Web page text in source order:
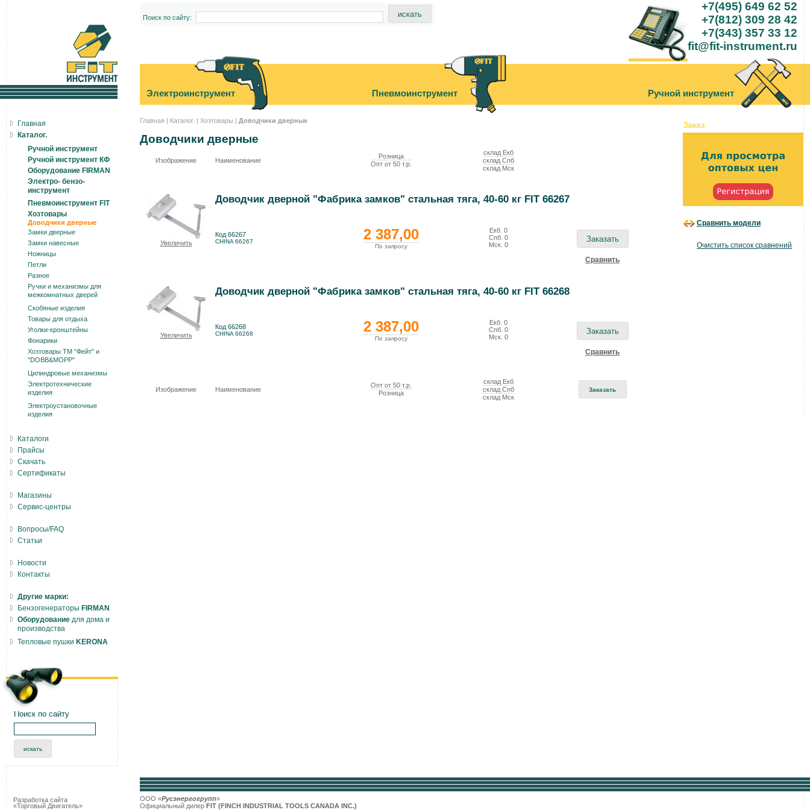
Поиск по сайту:
+7(495) 649 62 52
+7(812) 309 28 42
+7(343) 357 33 12
fit@fit-instrument.ru
Электроинструмент Пневмоинструмент Ручной инструмент
Главная | Каталог. | Хозтовары | Доводчики дверные Заказ
Доводчики дверные
Изображение Наименование
Розница
Опт от 50 т.р.
склад Екб
склад Спб
склад Мск
Увеличить
Доводчик дверной "Фабрика замков" стальная тяга, 40-60 кг FIT 66267
Код 66267
CHINA 66267 2 387,00
По запросу
Екб. 0
Спб. 0
Мск. 0
Cравнить
Увеличить
Доводчик дверной "Фабрика замков" стальная тяга, 40-60 кг FIT 66268
Код 66268
CHINA 66268 2 387,00
По запросу
Екб. 0
Спб. 0
Мск. 0
Cравнить
Изображение Наименование
Опт от 50 т.р.
Розница
склад Екб
склад Спб
склад Мск
Сравнить модели
Очистить список сравнений
Главная
Каталог.
Ручной инструмент
Ручной инструмент КФ
Оборудование FIRMAN
Электро- бензо-
инструмент
Пневмоинструмент FIT
Хозтовары
Доводчики дверные
Замки дверные
Замки навесные
Ножницы
Петли
Разное
Ручки и механизмы для
межкомнатных дверей
Скобяные изделия
Товары для отдыха
Уголки-кронштейны
Фонарики
Хозтовары ТМ "Фейт" и
"DOBB&MOPP"
Цилиндровые механизмы
Электротехнические
изделия
Электроустановочные
изделия
Каталоги
Прайсы
Скачать
Сертификаты
Магазины
Сервис-центры
Вопросы/FAQ
Статьи
Новости
Контакты
Другие марки:
Бензогенераторы FIRMAN
Оборудование для дома и
производства
Тепловые пушки KERONA
Поиск по сайту
Разработка сайта
«Торговый Двигатель»
ООО «Русэнергогрупп»
Официальный дилер FIT (FINCH INDUSTRIAL TOOLS CANADA INC.)